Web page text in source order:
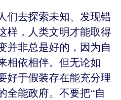
们去探索未知、发现错
样，人类文明才能取得
并非总是好的，因为自
相依相伴。但无论如
好于假装存在能充分理
全能政府。不要把“自